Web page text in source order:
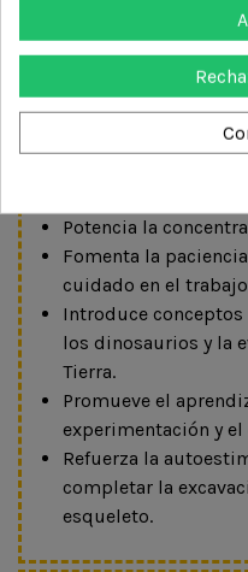
Despierta el interés
ciencias naturales.
Favorece la
Potencia la
Fomenta la
cuidado en el
Introduce
los dinosaurios y la
Tierra.
Promueve el
experimentación y
Refuerza la
completar la
esqueleto.